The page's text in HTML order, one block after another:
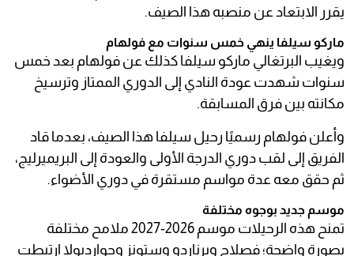
يقرر الابتعاد عن منصبه هذا الصيف.
ماركو سيلفا ينهي خمس سنوات مع فولهام
ويغيب البرتغالي ماركو سيلفا كذلك عن فولهام بعد خمس
سنوات شهدت عودة النادي إلى الدوري الممتاز وترسيخ
مكانته بين فرق المسابقة.
وأعلن فولهام رسميًا رحيل سيلفا هذا الصيف، بعدما قاد
الفريق إلى لقب دوري الدرجة الأولى والعودة إلى البريميرليج،
ثم حقق معه عدة مواسم مستقرة في دوري الأضواء.
موسم جديد بوجوه مختلفة
تمنح هذه الرحيلات موسم 2026-2027 ملامح مختلفة
بصورة واضحة؛ فصلاح وبرناردو وستونز وجوارديولا ارتبطت